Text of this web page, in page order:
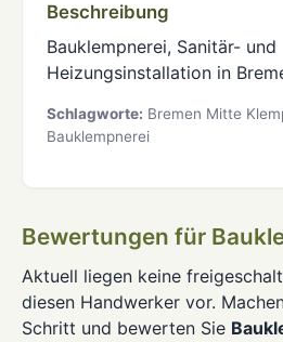
Beschreibung
Bauklempnerei, Sanitär- und
Heizungsinstallation in
Schlagworte: Bremen Mitte
Bauklempnerei
Bewertungen für
Aktuell liegen keine
diesen Handwerker vor.
Schritt und bewerten Sie